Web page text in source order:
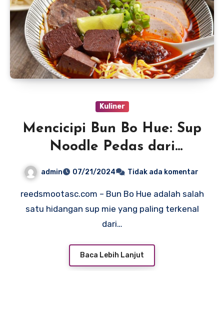
Kuliner
Mencicipi Bun Bo Hue: Sup
Noodle Pedas dari
admin 07/21/2024 Tidak ada komentar
reedsmootasc.com – Bun Bo Hue adalah salah
satu hidangan sup mie yang paling terkenal
dari…
Baca Lebih Lanjut